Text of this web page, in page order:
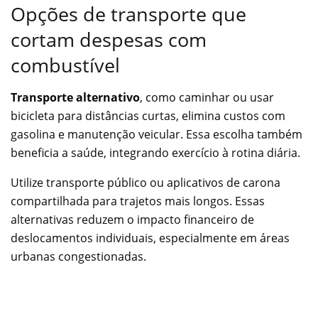
Opções de transporte que
cortam despesas com
combustível
Transporte alternativo, como caminhar ou usar
bicicleta para distâncias curtas, elimina custos com
gasolina e manutenção veicular. Essa escolha também
beneficia a saúde, integrando exercício à rotina diária.
Utilize transporte público ou aplicativos de carona
compartilhada para trajetos mais longos. Essas
alternativas reduzem o impacto financeiro de
deslocamentos individuais, especialmente em áreas
urbanas congestionadas.